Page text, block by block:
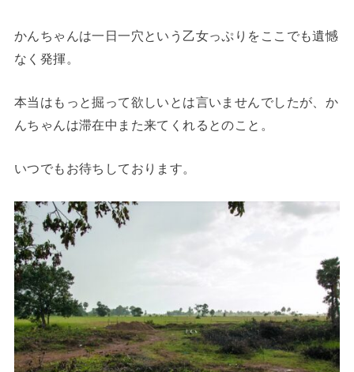
かんちゃんは一日一穴という乙女っぷりをここでも遺憾
なく発揮。
本当はもっと掘って欲しいとは言いませんでしたが、か
んちゃんは滞在中また来てくれるとのこと。
いつでもお待ちしております。